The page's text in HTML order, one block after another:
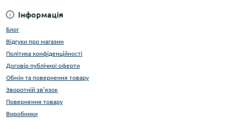
Інформація
Блог
Відгуки про магазин
Політика конфіденційності
Договір публічної оферти
Обмін та повернення товару
Зворотній зв’язок
Повернення товару
Виробники